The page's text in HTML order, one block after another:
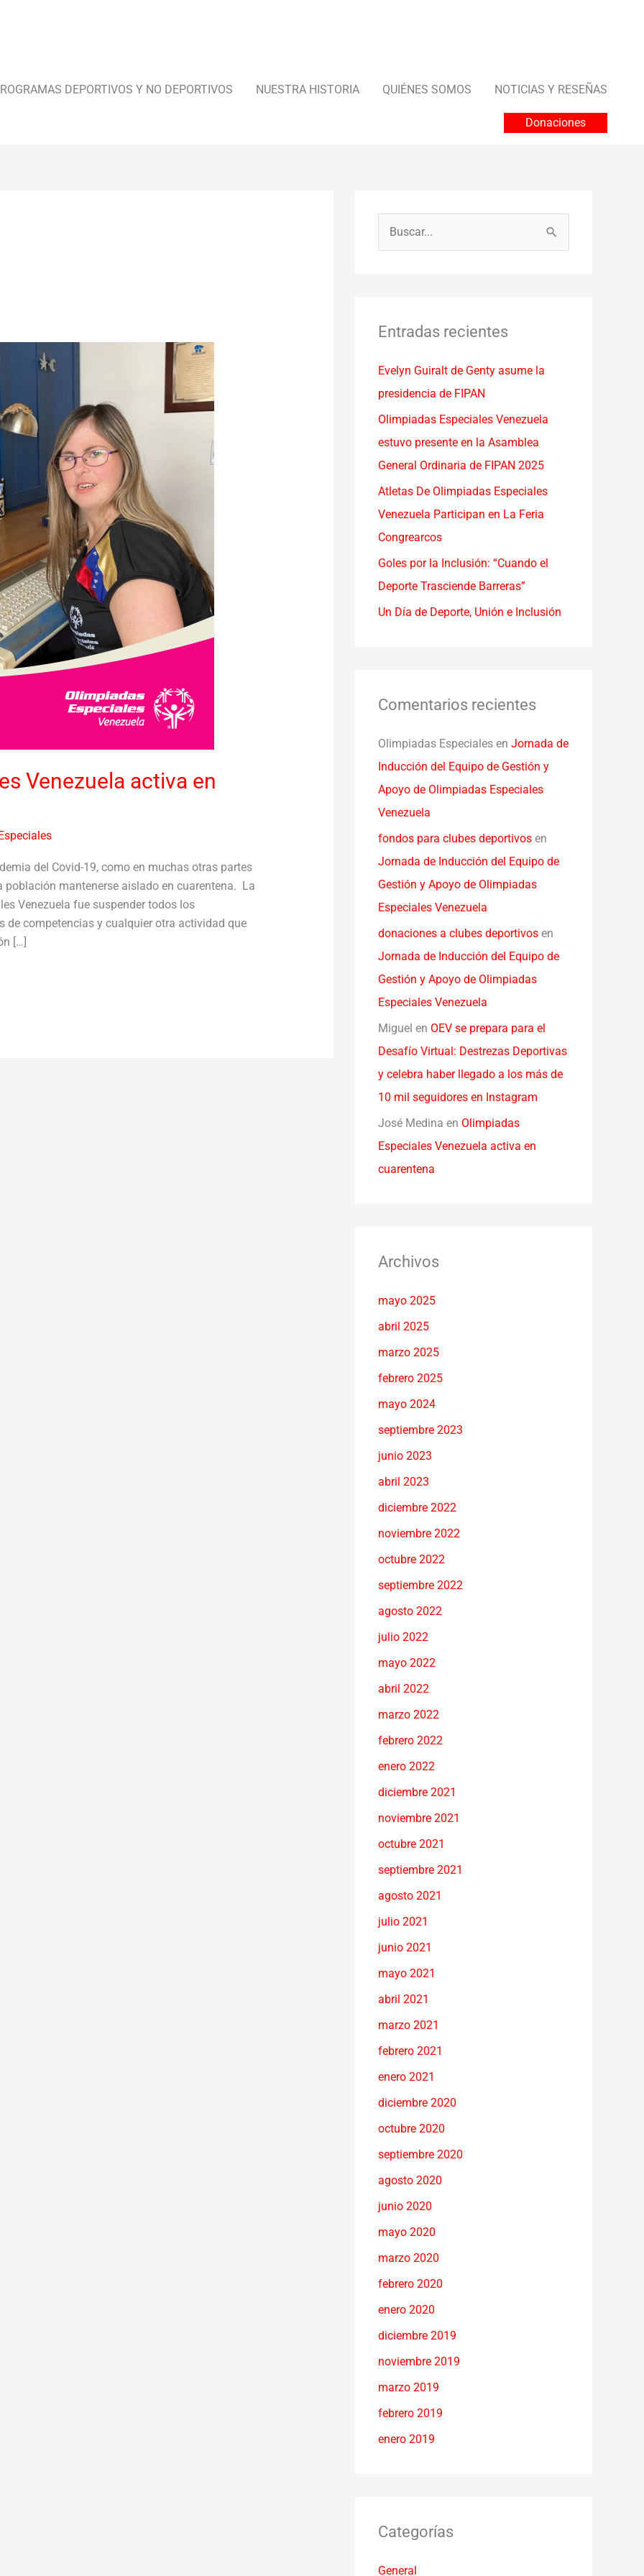
DEPORTIVOS Y NO DEPORTIVOS NUESTRA HISTORIA QUIÉNES SOMOS NOTICIAS Y RESEÑAS
Donaciones
Venezuela activa en
del Covid-19, como en muchas otras partes
población mantenerse aislado en cuarentena. La
Venezuela fue suspender todos los
de competencias y cualquier otra actividad que
[…]
a
p
o
r
:
Entradas recientes
Evelyn Guiralt de Genty asume la
presidencia de FIPAN
Olimpiadas Especiales Venezuela
estuvo presente en la Asamblea
General Ordinaria de FIPAN 2025
Atletas De Olimpiadas Especiales
Venezuela Participan en La Feria
Congrearcos
Goles por la Inclusión: “Cuando el
Deporte Trasciende Barreras”
Un Día de Deporte, Unión e Inclusión
Comentarios recientes
Olimpiadas Especiales en Jornada de
Inducción del Equipo de Gestión y
Apoyo de Olimpiadas Especiales
Venezuela
fondos para clubes deportivos en
Jornada de Inducción del Equipo de
Gestión y Apoyo de Olimpiadas
Especiales Venezuela
donaciones a clubes deportivos en
Jornada de Inducción del Equipo de
Gestión y Apoyo de Olimpiadas
Especiales Venezuela
Miguel en OEV se prepara para el
Desafío Virtual: Destrezas Deportivas
y celebra haber llegado a los más de
10 mil seguidores en Instagram
José Medina en Olimpiadas
Especiales Venezuela activa en
cuarentena
Archivos
mayo 2025
abril 2025
marzo 2025
febrero 2025
mayo 2024
septiembre 2023
junio 2023
abril 2023
diciembre 2022
noviembre 2022
octubre 2022
septiembre 2022
agosto 2022
julio 2022
mayo 2022
abril 2022
marzo 2022
febrero 2022
enero 2022
diciembre 2021
noviembre 2021
octubre 2021
septiembre 2021
agosto 2021
julio 2021
junio 2021
mayo 2021
abril 2021
marzo 2021
febrero 2021
enero 2021
diciembre 2020
octubre 2020
septiembre 2020
agosto 2020
junio 2020
mayo 2020
marzo 2020
febrero 2020
enero 2020
diciembre 2019
noviembre 2019
marzo 2019
febrero 2019
enero 2019
Categorías
General